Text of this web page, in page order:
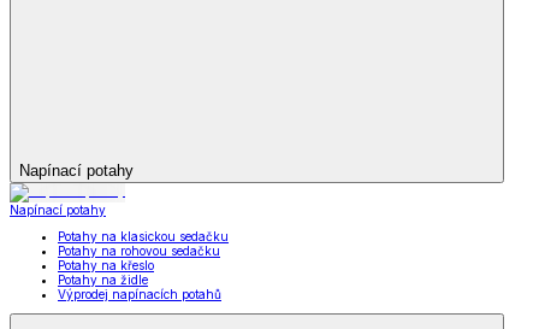
Napínací potahy
Napínací potahy
Potahy na klasickou sedačku
Potahy na rohovou sedačku
Potahy na křeslo
Potahy na židle
Výprodej napínacích potahů